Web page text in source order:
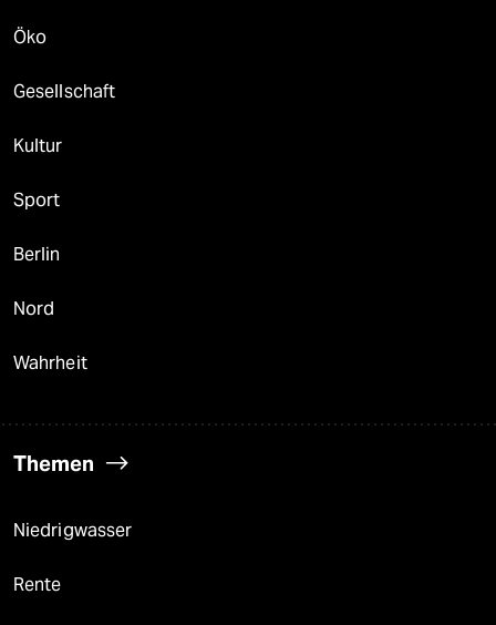
Öko
Gesellschaft
Kultur
Sport
Berlin
Nord
Wahrheit
Themen
Niedrigwasser
Rente